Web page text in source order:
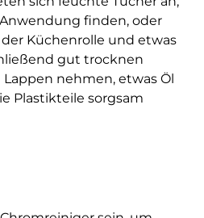
finden, oder
Küchenrolle und etwas
gut trocknen
Lappen nehmen, etwas Öl
Plastikteile sorgsam